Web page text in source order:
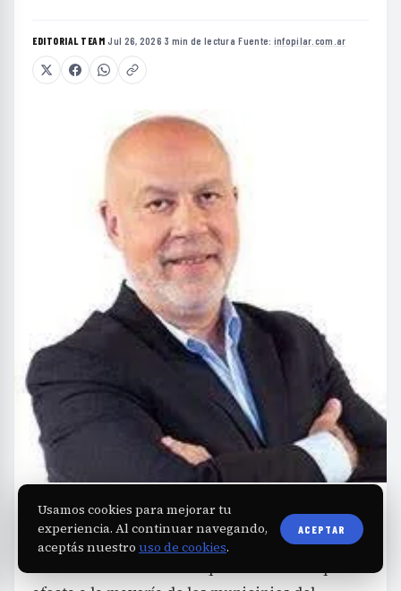
EDITORIAL TEAM·Jul 26, 2026·3 min de lectura·Fuente: infopilar.com.ar
L a estructura de La Libertad Avanza (LLA)
en la Primera Sección Electoral
Usamos cookies para mejorar tu
experiencia. Al continuar navegando,
aceptás nuestro uso de cookies.
ACEPTAR